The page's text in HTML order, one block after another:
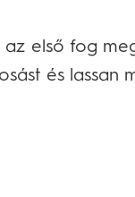
az első fog
és